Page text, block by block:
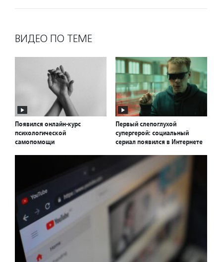
ВИДЕО ПО ТЕМЕ
Появился онлайн-курс
психологической
самопомощи
Первый слепоглухой
супергерой: социальный
сериал появился в Интернете